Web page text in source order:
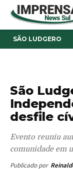
SÃO LUDGERO
São
desfile
Evento reuniu
comunidade em
Publicado por